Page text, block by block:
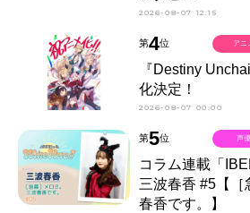
2026-08-07 12:15
第4位
『Destiny
化決定！
2026-08-07 00:00
アニ
第5位
コラム連載「
三波春香 #5【［
春香です。】
声優